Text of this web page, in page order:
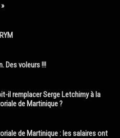
Des voleurs !!!
il remplacer Serge Letchimy à la
de Martinique ?
de Martinique : les salaires ont